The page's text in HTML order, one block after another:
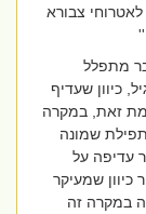
צבורא
מתפלל
שעדיף
זאת, במקרה
שמונה
על
שמעיקר
זה